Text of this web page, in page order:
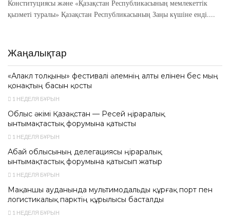
Конституциясы және «Қазақстан Республикасының мемлекеттік
қызметі туралы» Қазақстан Республикасының Заңы күшіне енді....
Жаңалықтар
«Алакөл толқыны» фестивалі әлемнің алты елінен бес мың
қонақтың басын қосты
1 НЕДЕЛЯ БҰРЫН
Облыс әкімі Қазақстан — Ресей өңіраралық
ынтымақтастық форумына қатысты
1 НЕДЕЛЯ БҰРЫН
Абай облысының делегациясы өңіраралық
ынтымақтастық форумына қатысып жатыр
1 НЕДЕЛЯ БҰРЫН
Мақаншы ауданында мультимодальды құрғақ порт пен
логистикалық парктің құрылысы басталды
1 НЕДЕЛЯ БҰРЫН